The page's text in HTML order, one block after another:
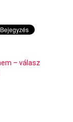
– válasz